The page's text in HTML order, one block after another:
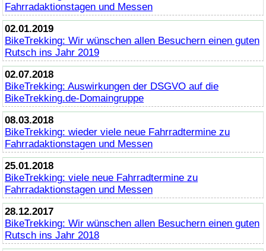
Fahrradaktionstagen und Messen
02.01.2019
BikeTrekking: Wir wünschen allen Besuchern einen guten
Rutsch ins Jahr 2019
02.07.2018
BikeTrekking: Auswirkungen der DSGVO auf die
BikeTrekking.de-Domaingruppe
08.03.2018
BikeTrekking: wieder viele neue Fahrradtermine zu
Fahrradaktionstagen und Messen
25.01.2018
BikeTrekking: viele neue Fahrradtermine zu
Fahrradaktionstagen und Messen
28.12.2017
BikeTrekking: Wir wünschen allen Besuchern einen guten
Rutsch ins Jahr 2018